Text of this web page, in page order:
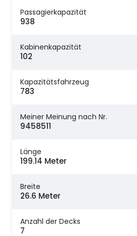
Passagierkapazität
938
Kabinenkapazität
102
Kapazitätsfahrzeug
783
Meiner Meinung nach Nr.
9458511
Länge
199.14 Meter
Breite
26.6 Meter
Anzahl der Decks
7